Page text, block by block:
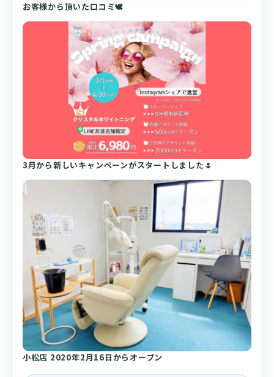
お客様から頂いた口コミ🕊
3月から新しいキャンペーンがスタートしました🌷
小松店 2020年2月16日からオープン